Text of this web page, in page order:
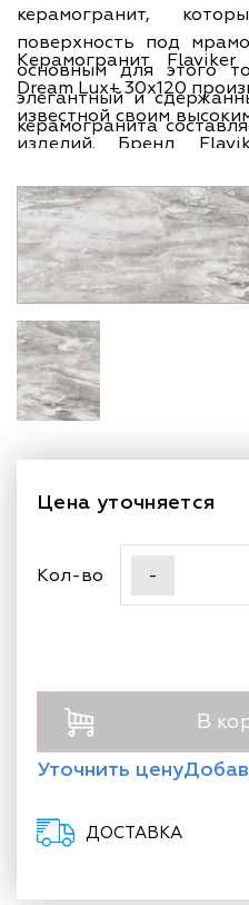
керамогранит,
поверхность под
основным для этого
элегантный и
керамогранита
его идеальным для
коммерческих, так и в
Керамогранит Flaviker
Dream Lux+ 30x120
известной своим
изделий. Бренд
коллекция, Supreme,
дизайнов и
требования самых
керамогранита
что позволяет
уникальных
Цена уточняется
Кол-во -
В
Уточнить цену
ДОСТАВКА